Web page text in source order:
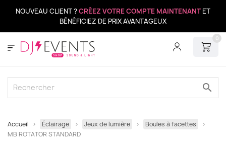
NOUVEAU CLIENT ?CRÉEZ VOTRE COMPTE MAINTENANT ET
BÉNÉFICIEZ DE PRIX AVANTAGEUX
0
search
Accueil Éclairage Jeux de lumière
Boules à facettes
MB ROTATOR STANDARD